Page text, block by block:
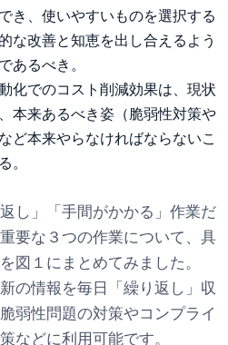
き、使いやすいものを選択する
な改善と知恵を出し合えるよう
あるべき。
化でのコスト削減効果は、現状
本来あるべき姿（脆弱性対策や
ど本来やらなければならないこ
。
し」「手間がかかる」作業だ
要な３つの作業について、具
図１にまとめてみました。
の情報を毎日「繰り返し」収
弱性問題の対策やコンプライ
などに利用可能です。